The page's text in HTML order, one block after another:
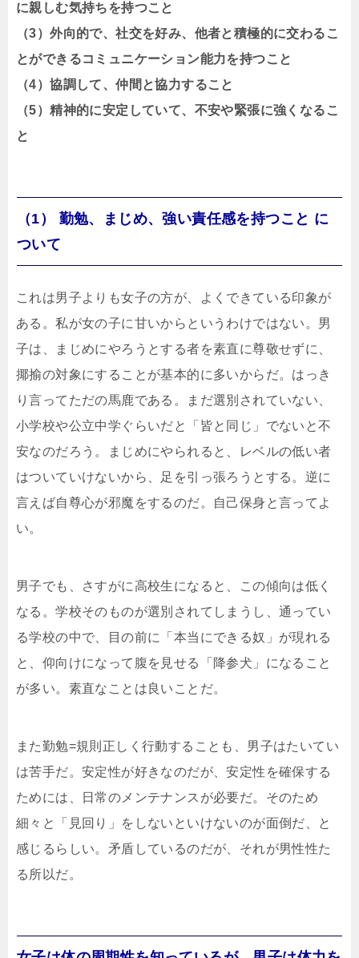
に親しむ気持ちを持つこと
（3）外向的で、社交を好み、他者と積極的に交わるこ
とができるコミュニケーション能力を持つこと
（4）協調して、仲間と協力すること
（5）精神的に安定していて、不安や緊張に強くなるこ
と
（1） 勤勉、まじめ、強い責任感を持つこと に
ついて
これは男子よりも女子の方が、よくできている印象が
ある。私が女の子に甘いからというわけではない。男
子は、まじめにやろうとする者を素直に尊敬せずに、
揶揄の対象にすることが基本的に多いからだ。はっき
り言ってただの馬鹿である。まだ選別されていない、
小学校や公立中学ぐらいだと「皆と同じ」でないと不
安なのだろう。まじめにやられると、レベルの低い者
はついていけないから、足を引っ張ろうとする。逆に
言えば自尊心が邪魔をするのだ。自己保身と言ってよ
い。
男子でも、さすがに高校生になると、この傾向は低く
なる。学校そのものが選別されてしまうし、通ってい
る学校の中で、目の前に「本当にできる奴」が現れる
と、仰向けになって腹を見せる「降参犬」になること
が多い。素直なことは良いことだ。
また勤勉=規則正しく行動することも、男子はたいてい
は苦手だ。安定性が好きなのだが、安定性を確保する
ためには、日常のメンテナンスが必要だ。そのため
細々と「見回り」をしないといけないのが面倒だ、と
感じるらしい。矛盾しているのだが、それが男性性た
る所以だ。